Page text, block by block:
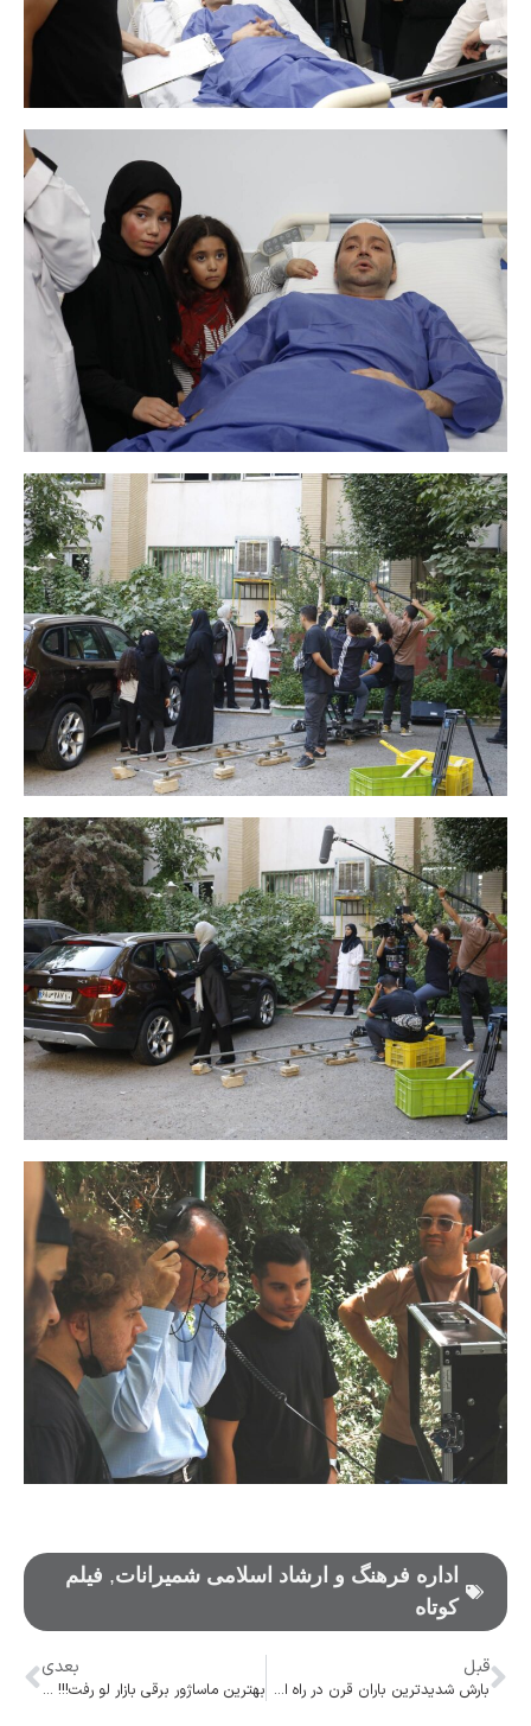
اداره فرهنگ و ارشاد اسلامی شمیرانات, فیلم
کوتاه
قبل
بارش شدیدترین باران قرن در راه است؟
بعدی
بهترین ماساژور برقی بازار لو رفت!!! &#۸۲۱۱; آرمین درمان (بیورر ایران)